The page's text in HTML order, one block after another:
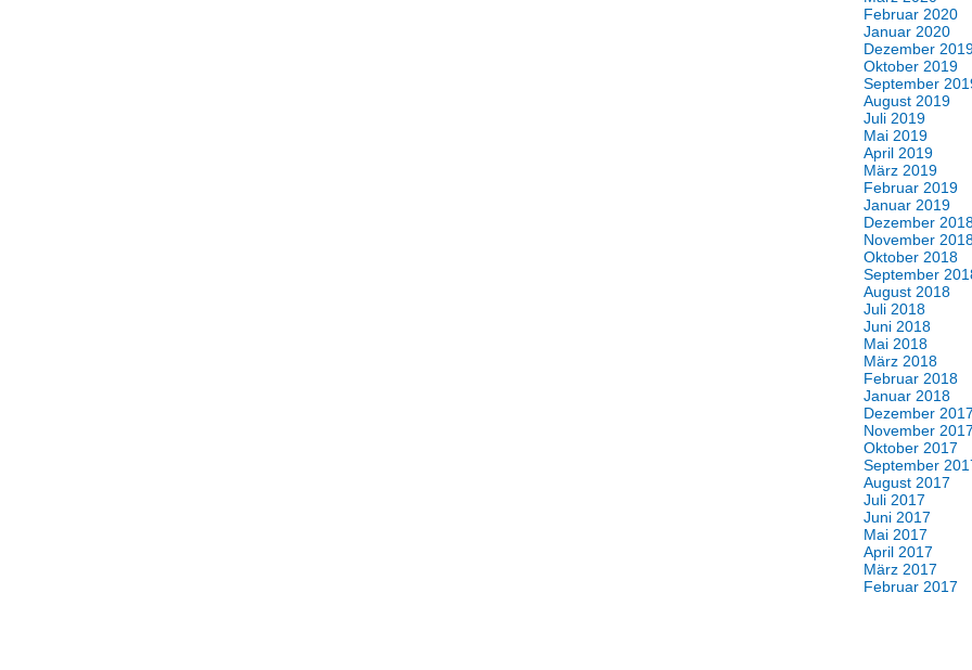
Februar 2020
Januar 2020
Dezember
Oktober 2019
September
August 2019
Juli 2019
Mai 2019
April 2019
März 2019
Februar 2019
Januar 2019
Dezember
November
Oktober 2018
September
August 2018
Juli 2018
Juni 2018
Mai 2018
März 2018
Februar 2018
Januar 2018
Dezember 2017
November 2017
Oktober 2017
September
August 2017
Juli 2017
Juni 2017
Mai 2017
April 2017
März 2017
Februar 2017